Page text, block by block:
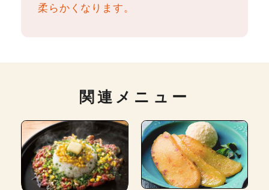
柔らかくなります。
関連メニュー